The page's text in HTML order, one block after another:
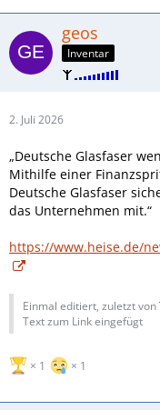
geos
Inventar
2. Juli 2026
„Deutsche Glasfaser
Mithilfe einer
Deutsche Glasfaser
das Unternehmen mit.“
https://www.heise.de/
Einmal editiert, zuletzt von
Text zum Link eingefügt
1 1